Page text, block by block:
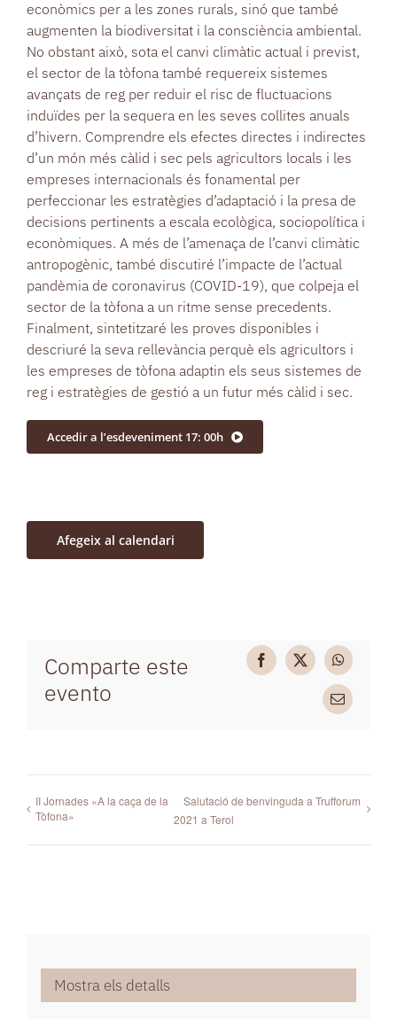
econòmics per a les zones rurals, sinó que també
augmenten la biodiversitat i la consciència ambiental.
No obstant això, sota el canvi climàtic actual i previst,
el sector de la tòfona també requereix sistemes
avançats de reg per reduir el risc de fluctuacions
induïdes per la sequera en les seves collites anuals
d’hivern. Comprendre els efectes directes i indirectes
d’un món més càlid i sec pels agricultors locals i les
empreses internacionals és fonamental per
perfeccionar les estratègies d’adaptació i la presa de
decisions pertinents a escala ecològica, sociopolítica i
econòmiques. A més de l’amenaça de l’canvi climàtic
antropogènic, també discutiré l’impacte de l’actual
pandèmia de coronavirus (COVID-19), que colpeja el
sector de la tòfona a un ritme sense precedents.
Finalment, sintetitzaré les proves disponibles i
descriuré la seva rellevància perquè els agricultors i
les empreses de tòfona adaptin els seus sistemes de
reg i estratègies de gestió a un futur més càlid i sec.
Accedir a l’esdeveniment 17: 00h
Afegeix al calendari
Comparte este
evento
Facebook
X WhatsApp
Email
II Jornades «A la caça de la
Tòfona»
Salutació de benvinguda a Trufforum
2021 a Terol
Mostra els detalls